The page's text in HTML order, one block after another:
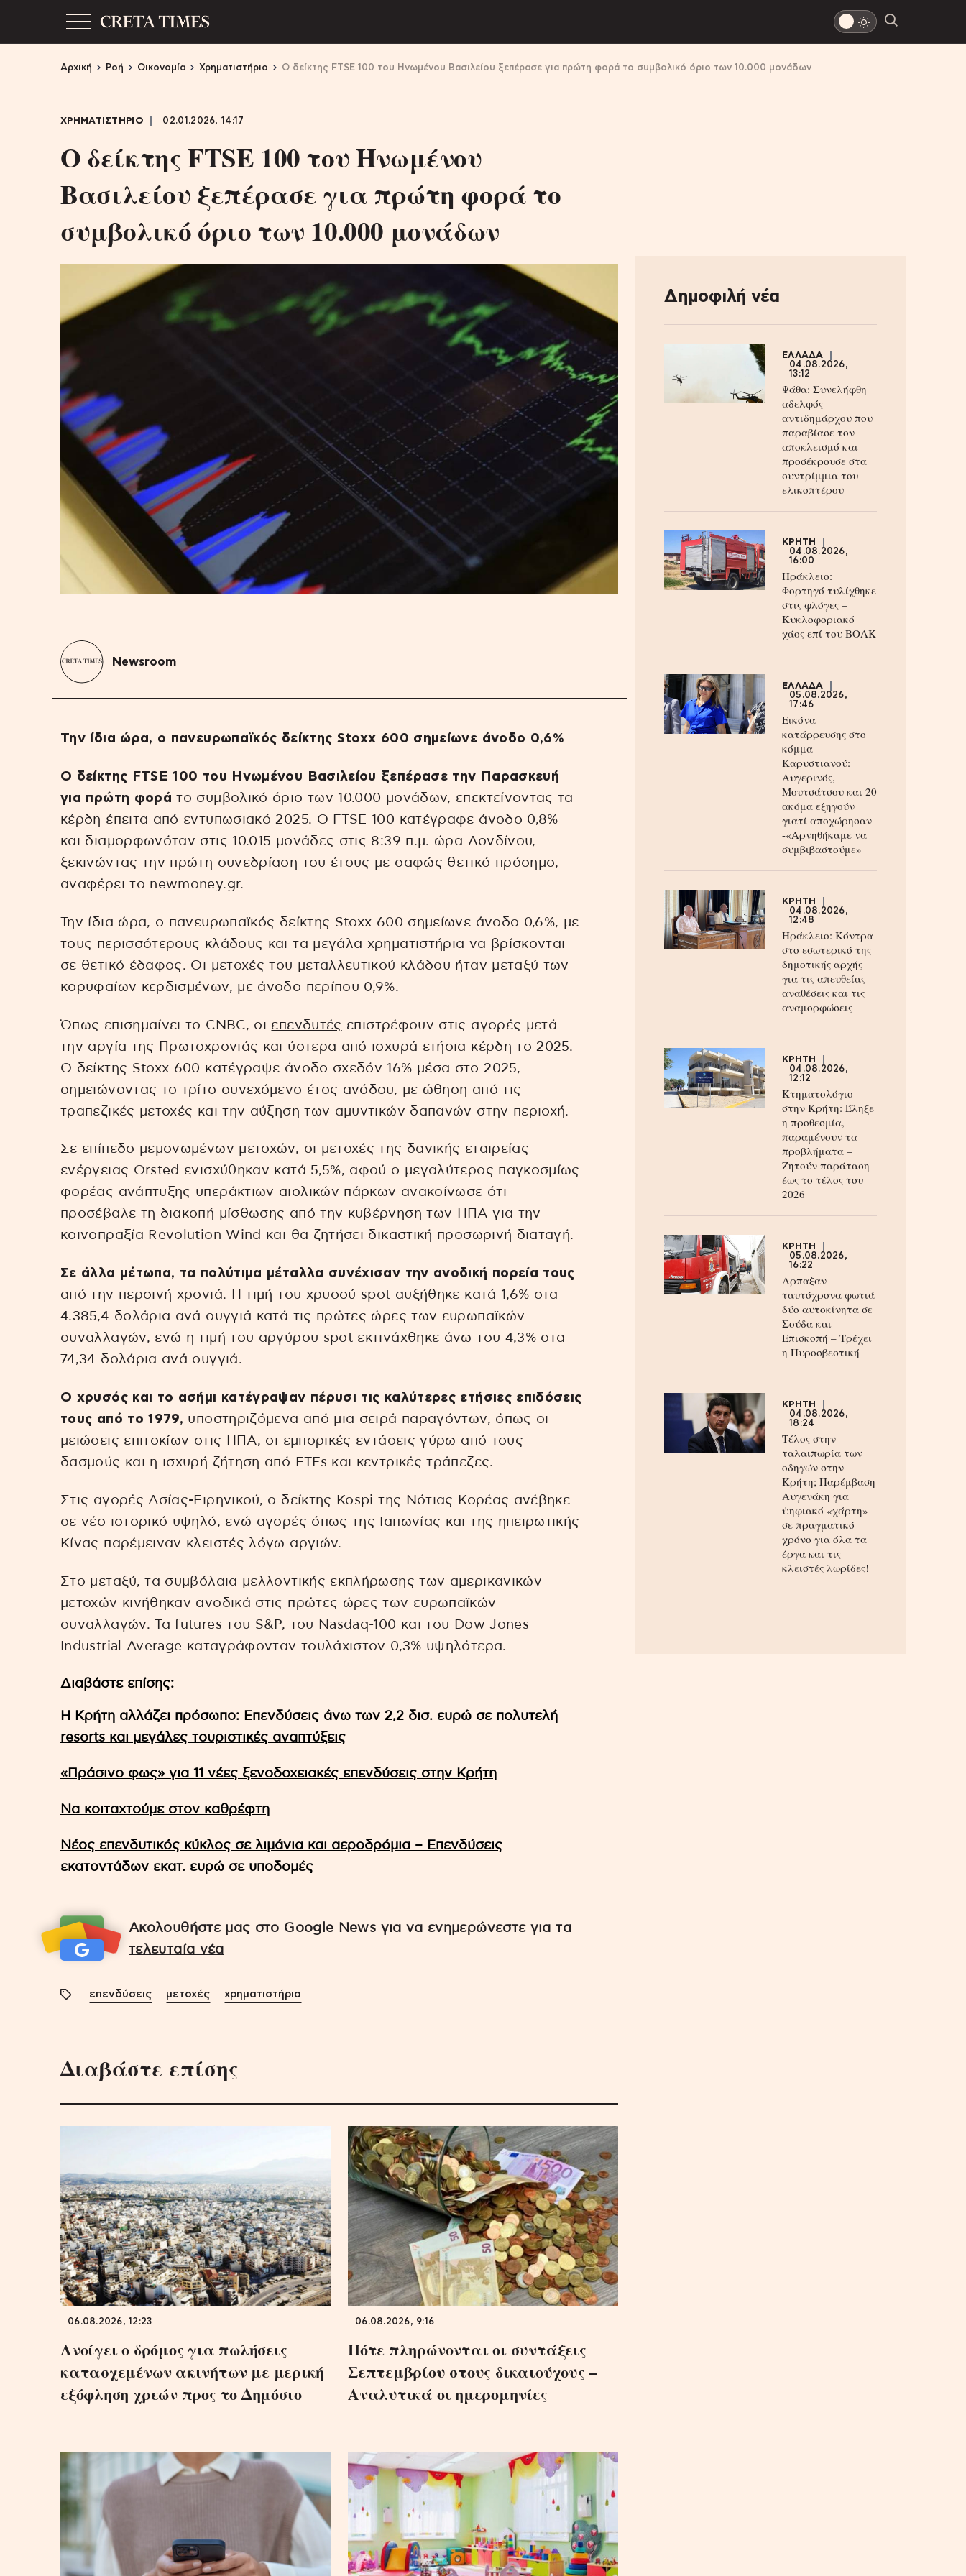
Αρχική Ροή Οικονομία Χρηματιστήριο Ο δείκτης FTSE 100 του Ηνωμένου Βασιλείου ξεπέρασε για πρώτη φορά το συμβολικό όριο των 10.000 μονάδων
ΧΡΗΜΑΤΙΣΤΗΡΙΟ 02.01.2026, 14:17
Ο δείκτης FTSE 100 του Ηνωμένου
Βασιλείου ξεπέρασε για πρώτη φορά το
συμβολικό όριο των 10.000 μονάδων
Newsroom
Την ίδια ώρα, ο πανευρωπαϊκός δείκτης Stoxx 600 σημείωνε άνοδο 0,6%
Ο δείκτης FTSE 100 του Ηνωμένου Βασιλείου ξεπέρασε την Παρασκευή
για πρώτη φορά το συμβολικό όριο των 10.000 μονάδων, επεκτείνοντας τα
κέρδη έπειτα από εντυπωσιακό 2025. Ο FTSE 100 κατέγραφε άνοδο 0,8%
και διαμορφωνόταν στις 10.015 μονάδες στις 8:39 π.μ. ώρα Λονδίνου,
ξεκινώντας την πρώτη συνεδρίαση του έτους με σαφώς θετικό πρόσημο,
αναφέρει το newmoney.gr.
Την ίδια ώρα, ο πανευρωπαϊκός δείκτης Stoxx 600 σημείωνε άνοδο 0,6%, με
τους περισσότερους κλάδους και τα μεγάλα χρηματιστήρια να βρίσκονται
σε θετικό έδαφος. Οι μετοχές του μεταλλευτικού κλάδου ήταν μεταξύ των
κορυφαίων κερδισμένων, με άνοδο περίπου 0,9%.
Όπως επισημαίνει το CNBC, οι επενδυτές επιστρέφουν στις αγορές μετά
την αργία της Πρωτοχρονιάς και ύστερα από ισχυρά ετήσια κέρδη το 2025.
Ο δείκτης Stoxx 600 κατέγραψε άνοδο σχεδόν 16% μέσα στο 2025,
σημειώνοντας το τρίτο συνεχόμενο έτος ανόδου, με ώθηση από τις
τραπεζικές μετοχές και την αύξηση των αμυντικών δαπανών στην περιοχή.
Σε επίπεδο μεμονωμένων μετοχών, οι μετοχές της δανικής εταιρείας
ενέργειας Orsted ενισχύθηκαν κατά 5,5%, αφού ο μεγαλύτερος παγκοσμίως
φορέας ανάπτυξης υπεράκτιων αιολικών πάρκων ανακοίνωσε ότι
προσέβαλε τη διακοπή μίσθωσης από την κυβέρνηση των ΗΠΑ για την
κοινοπραξία Revolution Wind και θα ζητήσει δικαστική προσωρινή διαταγή.
Σε άλλα μέτωπα, τα πολύτιμα μέταλλα συνέχισαν την ανοδική πορεία τους
από την περσινή χρονιά. Η τιμή του χρυσού spot αυξήθηκε κατά 1,6% στα
4.385,4 δολάρια ανά ουγγιά κατά τις πρώτες ώρες των ευρωπαϊκών
συναλλαγών, ενώ η τιμή του αργύρου spot εκτινάχθηκε άνω του 4,3% στα
74,34 δολάρια ανά ουγγιά.
Ο χρυσός και το ασήμι κατέγραψαν πέρυσι τις καλύτερες ετήσιες επιδόσεις
τους από το 1979, υποστηριζόμενα από μια σειρά παραγόντων, όπως οι
μειώσεις επιτοκίων στις ΗΠΑ, οι εμπορικές εντάσεις γύρω από τους
δασμούς και η ισχυρή ζήτηση από ETFs και κεντρικές τράπεζες.
Στις αγορές Ασίας-Ειρηνικού, ο δείκτης Kospi της Νότιας Κορέας ανέβηκε
σε νέο ιστορικό υψηλό, ενώ αγορές όπως της Ιαπωνίας και της ηπειρωτικής
Κίνας παρέμειναν κλειστές λόγω αργιών.
Στο μεταξύ, τα συμβόλαια μελλοντικής εκπλήρωσης των αμερικανικών
μετοχών κινήθηκαν ανοδικά στις πρώτες ώρες των ευρωπαϊκών
συναλλαγών. Τα futures του S&P, του Nasdaq-100 και του Dow Jones
Industrial Average καταγράφονταν τουλάχιστον 0,3% υψηλότερα.
Διαβάστε επίσης:
Η Κρήτη αλλάζει πρόσωπο: Επενδύσεις άνω των 2,2 δισ. ευρώ σε πολυτελή
resorts και μεγάλες τουριστικές αναπτύξεις
«Πράσινο φως» για 11 νέες ξενοδοχειακές επενδύσεις στην Κρήτη
Να κοιταχτούμε στον καθρέφτη
Νέος επενδυτικός κύκλος σε λιμάνια και αεροδρόμια – Επενδύσεις
εκατοντάδων εκατ. ευρώ σε υποδομές
Ακολουθήστε μας στο Google News για να ενημερώνεστε για τα
τελευταία νέα
επενδύσεις μετοχές χρηματιστήρια
Διαβάστε επίσης
06.08.2026, 12:23
Ανοίγει ο δρόμος για πωλήσεις
κατασχεμένων ακινήτων με μερική
εξόφληση χρεών προς το Δημόσιο
06.08.2026, 9:16
Πότε πληρώνονται οι συντάξεις
Σεπτεμβρίου στους δικαιούχους –
Αναλυτικά οι ημερομηνίες
Δημοφιλή νέα
ΕΛΛΑΔΑ
04.08.2026,
13:12
Ψάθα: Συνελήφθη
αδελφός
αντιδημάρχου που
παραβίασε τον
αποκλεισμό και
προσέκρουσε στα
συντρίμμια του
ελικοπτέρου
ΚΡΗΤΗ
04.08.2026,
16:00
Ηράκλειο:
Φορτηγό τυλίχθηκε
στις φλόγες –
Κυκλοφοριακό
χάος επί του ΒΟΑΚ
ΕΛΛΑΔΑ
05.08.2026,
17:46
Εικόνα
κατάρρευσης στο
κόμμα
Καρυστιανού:
Αυγερινός,
Μουτσάτσου και 20
ακόμα εξηγούν
γιατί αποχώρησαν
-«Αρνηθήκαμε να
συμβιβαστούμε»
ΚΡΗΤΗ
04.08.2026,
12:48
Ηράκλειο: Κόντρα
στο εσωτερικό της
δημοτικής αρχής
για τις απευθείας
αναθέσεις και τις
αναμορφώσεις
ΚΡΗΤΗ
04.08.2026,
12:12
Κτηματολόγιο
στην Κρήτη: Έληξε
η προθεσμία,
παραμένουν τα
προβλήματα –
Ζητούν παράταση
έως το τέλος του
2026
ΚΡΗΤΗ
05.08.2026,
16:22
Αρπαξαν
ταυτόχρονα φωτιά
δύο αυτοκίνητα σε
Σούδα και
Επισκοπή – Τρέχει
η Πυροσβεστική
ΚΡΗΤΗ
04.08.2026,
18:24
Τέλος στην
ταλαιπωρία των
οδηγών στην
Κρήτη; Παρέμβαση
Αυγενάκη για
ψηφιακό «χάρτη»
σε πραγματικό
χρόνο για όλα τα
έργα και τις
κλειστές λωρίδες!